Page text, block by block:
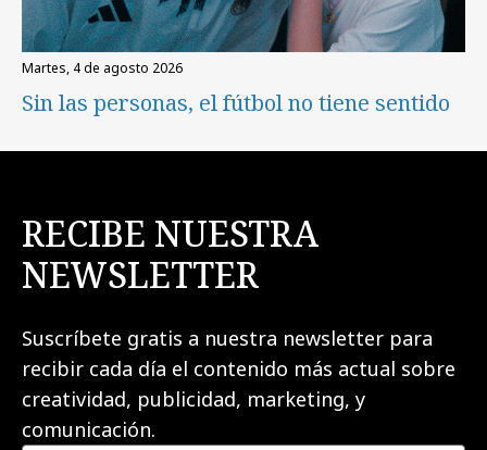
martes, 4 de agosto 2026
Sin las personas, el fútbol no tiene sentido
RECIBE NUESTRA
NEWSLETTER
Suscríbete gratis a nuestra newsletter para
recibir cada día el contenido más actual sobre
creatividad, publicidad, marketing, y
comunicación.